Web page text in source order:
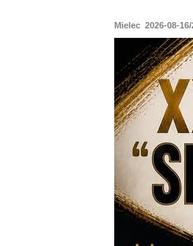
Mielec 2026-08-16/